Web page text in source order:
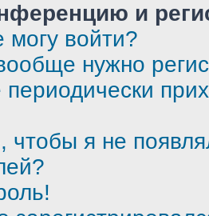
и
могу войти?
нужно
чтобы я не